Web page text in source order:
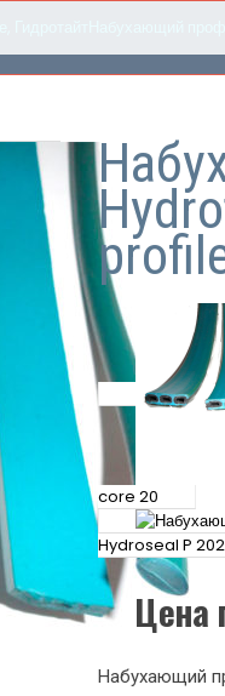
core 20
Hydroseal P
Цена
Набухающий